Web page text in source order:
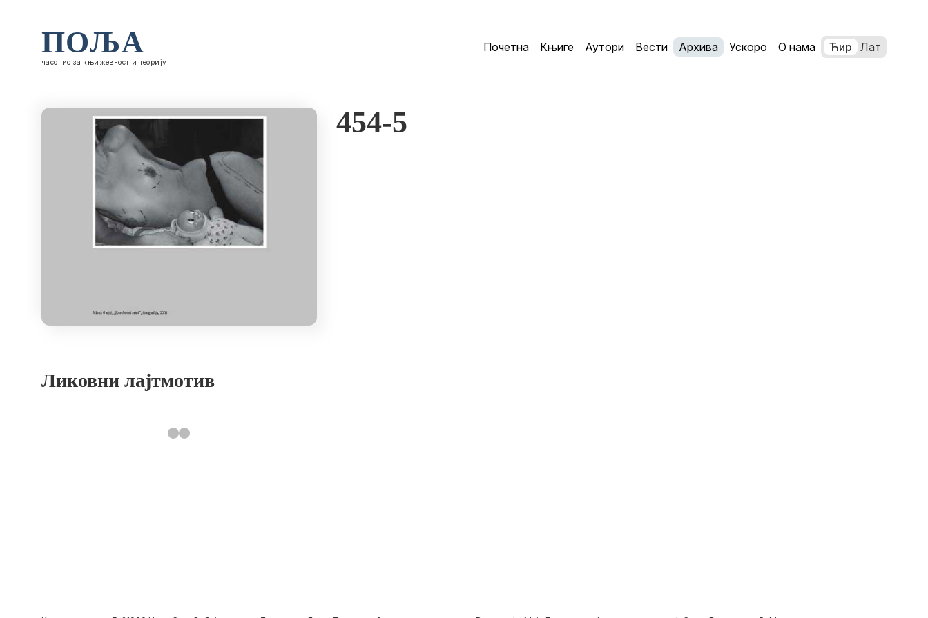
ПОЉА
часопис за књижевност и теорију
Почетна Књиге Аутори Вести Архива Ускоро О нама Ћир Лат
Ликовни лајтмотив
454-5